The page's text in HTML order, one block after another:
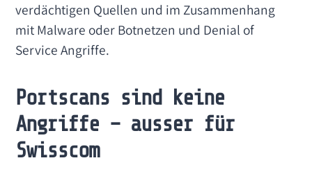
verdächtigen Quellen und im Zusammenhang
mit Malware oder Botnetzen und Denial of
Service Angriffe.
Portscans sind keine
Angriffe – ausser für
Swisscom